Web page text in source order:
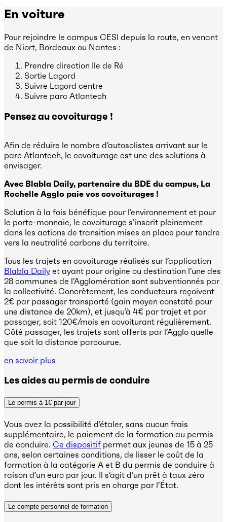
En voiture
Pour rejoindre le campus CESI depuis la route, en venant
de Niort, Bordeaux ou Nantes :
Prendre direction Ile de Ré
Sortie Lagord
Suivre Lagord centre
Suivre parc Atlantech
Pensez au covoiturage !
Afin de réduire le nombre d’autosolistes arrivant sur le
parc Atlantech, le covoiturage est une des solutions à
envisager.
Avec Blabla Daily, partenaire du BDE du campus, La
Rochelle Agglo paie vos covoiturages !
Solution à la fois bénéfique pour l’environnement et pour
le porte-monnaie, le covoiturage s’inscrit pleinement
dans les actions de transition mises en place pour tendre
vers la neutralité carbone du territoire.
Tous les trajets en covoiturage réalisés sur l’application
Blabla Daily et ayant pour origine ou destination l’une des
28 communes de l’Agglomération sont subventionnés par
la collectivité. Concrètement, les conducteurs reçoivent
2€ par passager transporté (gain moyen constaté pour
une distance de 20km), et jusqu’à 4€ par trajet et par
passager, soit 120€/mois en covoiturant régulièrement.
Côté passager, les trajets sont offerts par l’Agglo quelle
que soit la distance parcourue.
en savoir plus
Les aides au permis de conduire
Le permis à 1€ par jour
Vous avez la possibilité d’étaler, sans aucun frais
supplémentaire, le paiement de la formation au permis
de conduire. Ce dispositif permet aux jeunes de 15 à 25
ans, selon certaines conditions, de lisser le coût de la
formation à la catégorie A et B du permis de conduire à
raison d’un euro par jour. Il s’agit d’un prêt à taux zéro
dont les intérêts sont pris en charge par l’État.
Le compte personnel de formation